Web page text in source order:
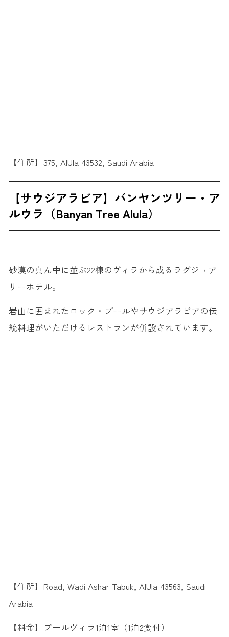
【住所】375, AlUla 43532, Saudi Arabia
【サウジアラビア】バンヤンツリー・ア
ルウラ（Banyan Tree Alula）
砂漠の真ん中に並ぶ22棟のヴィラから成るラグジュア
リーホテル。
岩山に囲まれたロック・プールやサウジアラビアの伝
統料理がいただけるレストランが併設されています。
【住所】Road, Wadi Ashar Tabuk, AlUla 43563, Saudi
Arabia
【料金】プールヴィラ1泊1室（1泊2食付）